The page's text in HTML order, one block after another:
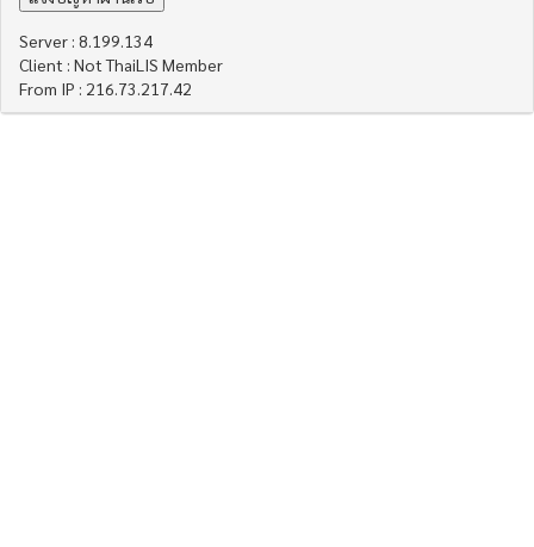
Server : 8.199.134
Client : Not ThaiLIS Member
From IP : 216.73.217.42